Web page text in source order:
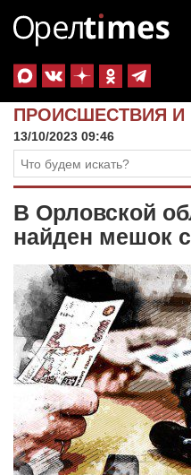
ПРОИСШЕСТВИЯ И
13/10/2023 09:46
В Орловской
найден мешок